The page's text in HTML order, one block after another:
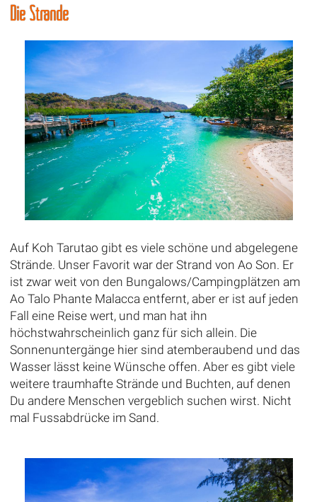
Die Strände
Auf Koh Tarutao gibt es viele schöne und abgelegene
Strände. Unser Favorit war der Strand von Ao Son. Er
ist zwar weit von den Bungalows/Campingplätzen am
Ao Talo Phante Malacca entfernt, aber er ist auf jeden
Fall eine Reise wert, und man hat ihn
höchstwahrscheinlich ganz für sich allein. Die
Sonnenuntergänge hier sind atemberaubend und das
Wasser lässt keine Wünsche offen. Aber es gibt viele
weitere traumhafte Strände und Buchten, auf denen
Du andere Menschen vergeblich suchen wirst. Nicht
mal Fussabdrücke im Sand.